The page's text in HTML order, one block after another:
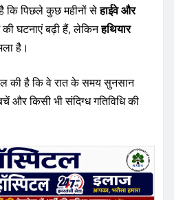
की है कि वे रात के समय सुनसान
किसी भी संदिग्ध गतिविधि की